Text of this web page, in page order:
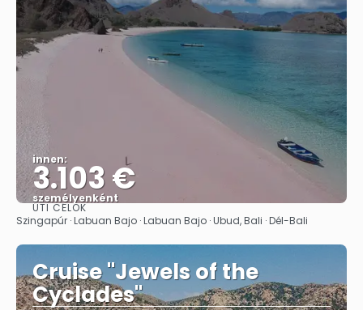
innen:
3.103 €
személyenként
Megnézem
ÚTI CÉLOK
Szingapúr · Labuan Bajo · Labuan Bajo · Ubud, Bali · Dél-Bali
Cruise "Jewels of the
Cyclades"